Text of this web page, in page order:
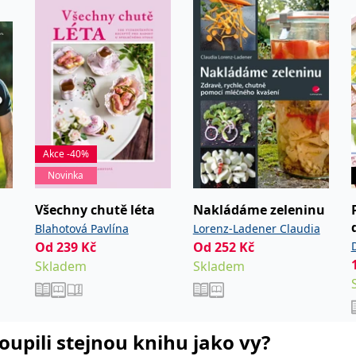
Akce -40%
Novinka
Všechny chutě léta
Blahotová Pavlína
Od 239 Kč
Skladem
Nakládáme zeleninu
Lorenz-Ladener Claudia
Od 252 Kč
Skladem
stejnou knihu jako vy?
je v Microsoftu široce používán jako jedinečný identifikátor uživatele. Lze jej
různými doménami společnosti Microsoft, což umožňuje sledování uživatelů.
název souboru cookie, ale pokud je nalezen jako soubor cookie relace, bude
nastavuje společnost Doubleclick a provádí informace o tom, jak koncový
před návštěvou uvedeného webu.
první strany společnosti Microsoft MSN, který používáme k měření používání
nastavuje společnost DoubleClick (kterou vlastní společnost Google), aby
nastavuje společnost Doubleclick a provádí informace o tom, jak koncový
před návštěvou uvedeného webu.
poskytuje jednoznačně přiřazené strojově generované ID uživatele a